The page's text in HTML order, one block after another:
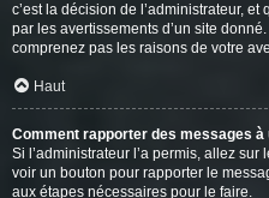
c’est la décision de l’administrateur,
par les avertissements d’un site
comprenez pas les raisons de votre
Haut
Comment rapporter des messages à
Si l’administrateur l’a permis, allez
voir un bouton pour rapporter le
aux étapes nécessaires pour le faire.